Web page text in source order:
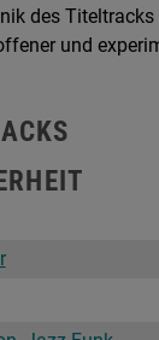
des
und